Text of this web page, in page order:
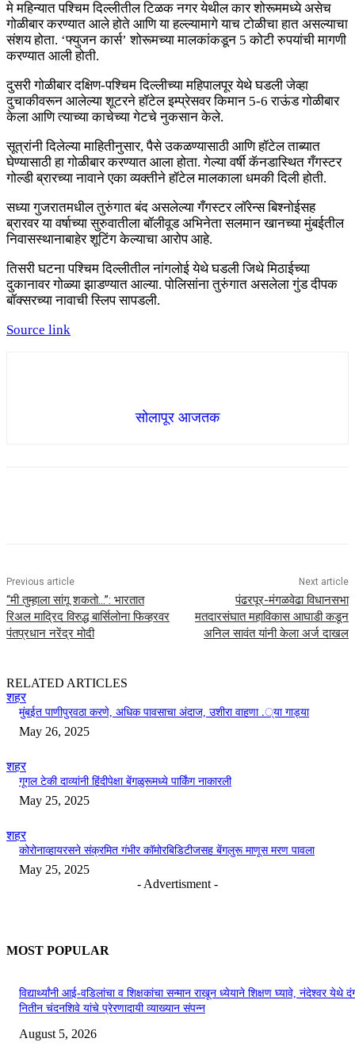
मे महिन्यात पश्चिम दिल्लीतील टिळक नगर येथील कार शोरूममध्ये असेच
गोळीबार करण्यात आले होते आणि या हल्ल्यामागे याच टोळीचा हात असल्याचा
संशय होता. ‘फ्युजन कार्स’ शोरूमच्या मालकांकडून 5 कोटी रुपयांची मागणी
करण्यात आली होती.
दुसरी गोळीबार दक्षिण-पश्चिम दिल्लीच्या महिपालपूर येथे घडली जेव्हा
दुचाकीवरून आलेल्या शूटरने हॉटेल इम्प्रेसवर किमान 5-6 राऊंड गोळीबार
केला आणि त्याच्या काचेच्या गेटचे नुकसान केले.
सूत्रांनी दिलेल्या माहितीनुसार, पैसे उकळण्यासाठी आणि हॉटेल ताब्यात
घेण्यासाठी हा गोळीबार करण्यात आला होता. गेल्या वर्षी कॅनडास्थित गँगस्टर
गोल्डी ब्रारच्या नावाने एका व्यक्तीने हॉटेल मालकाला धमकी दिली होती.
सध्या गुजरातमधील तुरुंगात बंद असलेल्या गँगस्टर लॉरेन्स बिश्नोईसह
ब्रारवर या वर्षाच्या सुरुवातीला बॉलीवूड अभिनेता सलमान खानच्या मुंबईतील
निवासस्थानाबाहेर शूटिंग केल्याचा आरोप आहे.
तिसरी घटना पश्चिम दिल्लीतील नांगलोई येथे घडली जिथे मिठाईच्या
दुकानावर गोळ्या झाडण्यात आल्या. पोलिसांना तुरुंगात असलेला गुंड दीपक
बॉक्सरच्या नावाची स्लिप सापडली.
Source link
सोलापूर आजतक
Previous article
“मी तुम्हाला सांगू शकतो…”: भारतात
रिअल माद्रिद विरुद्ध बार्सिलोना फिव्हरवर
पंतप्रधान नरेंद्र मोदी
Next article
पंढरपूर-मंगळवेढा विधानसभा
मतदारसंघात महाविकास आघाडी कडून
अनिल सावंत यांनी केला अर्ज दाखल
RELATED ARTICLES
शहर
मुंबईत पाणीपुरवठा करणे, अधिक पावसाचा अंदाज, उशीरा वाहणा .्या गाड्या
May 26, 2025
शहर
गूगल टेकी दाव्यांनी हिंदीपेक्षा बेंगळुरूमध्ये पार्किंग नाकारली
May 25, 2025
शहर
कोरोनाव्हायरसने संक्रमित गंभीर कॉमोरबिडिटीजसह बेंगलुरू माणूस मरण पावला
May 25, 2025
- Advertisment -
MOST POPULAR
विद्यार्थ्यांनी आई-वडिलांचा व शिक्षकांचा सन्मान राखून ध्येयाने शिक्षण घ्यावे, नंदेश्वर येथे
नितीन चंदनशिवे यांचे प्रेरणादायी व्याख्यान संपन्न
August 5, 2026